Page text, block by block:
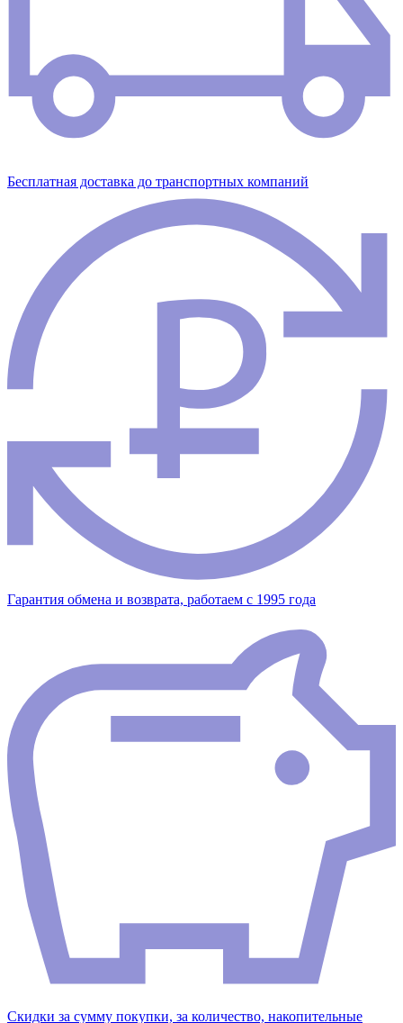
Бесплатная доставка до транспортных компаний
Гарантия обмена и возврата, работаем с 1995 года
Скидки за сумму покупки, за количество, накопительные